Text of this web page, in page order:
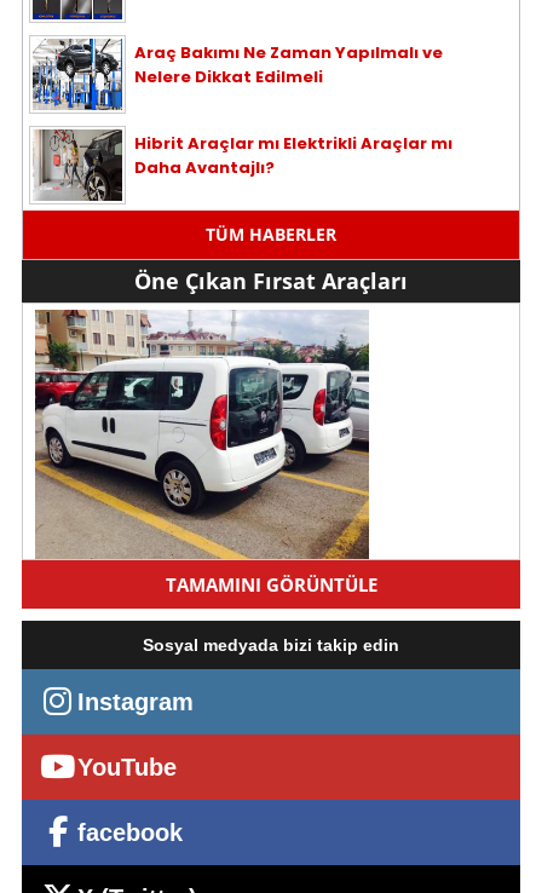
Araç Bakımı Ne Zaman Yapılmalı ve
Nelere Dikkat Edilmeli
Hibrit Araçlar mı Elektrikli Araçlar mı
Daha Avantajlı?
TÜM HABERLER
Öne Çıkan Fırsat Araçları
ECRİN DEN KİRALIK DOBLO FİORİNA
Kiralama bedeli 680 TL
Ankara, Altındağ
TAMAMINI GÖRÜNTÜLE
Sosyal medyada bizi takip edin
Instagram
YouTube
facebook